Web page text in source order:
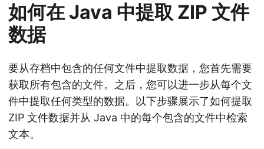
如何在 Java 中提取 ZIP 文件
数据
要从存档中包含的任何文件中提取数据，您首先需要
获取所有包含的文件。之后，您可以进一步从每个文
件中提取任何类型的数据。以下步骤展示了如何提取
ZIP 文件数据并从 Java 中的每个包含的文件中检索
文本。